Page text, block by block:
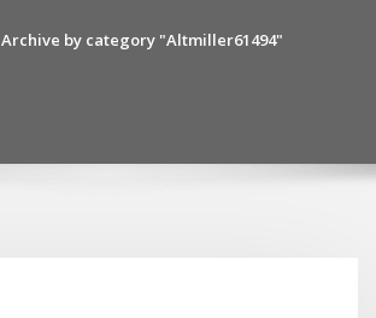
Archive by category "Altmiller61494"